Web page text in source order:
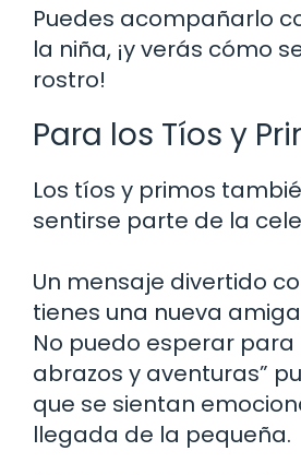
Puedes acompañarlo
la niña, ¡y verás cómo
rostro!
Para los Tíos y
Los tíos y primos
sentirse parte de la
Un mensaje divertido
tienes una nueva
No puedo esperar
abrazos y aventuras”
que se sientan
llegada de la pequeña.